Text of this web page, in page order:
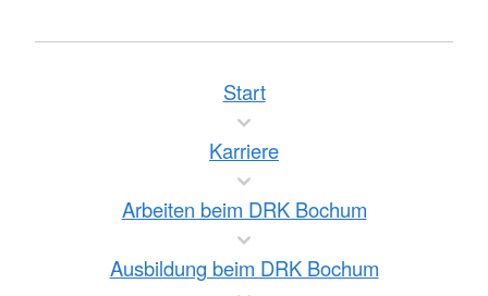
Start
Karriere
Arbeiten beim DRK Bochum
Ausbildung beim DRK Bochum